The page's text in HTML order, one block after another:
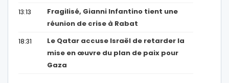
13:13
Fragilisé, Gianni Infantino tient une
réunion de crise à Rabat
18:31
Le Qatar accuse Israël de retarder la
mise en œuvre du plan de paix pour
Gaza